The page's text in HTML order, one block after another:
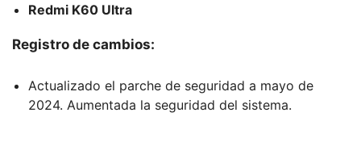
Redmi K60 Ultra
Registro de cambios:
Actualizado el parche de seguridad a mayo de
2024. Aumentada la seguridad del sistema.